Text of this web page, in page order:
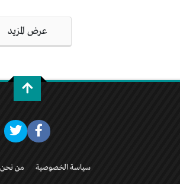
عرض المزيد
سياسة الخصوصية من نحن